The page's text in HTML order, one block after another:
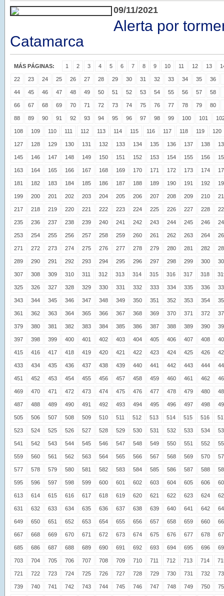
09/11/2021
Alerta por
Catamarca
MÁS PÁGINAS: 1 2 3 4 5 6 7 8 9 10 11 12 13
22 23 24 25 26 27 28 29 30 31 32 33 34 35 36
44 45 46 47 48 49 50 51 52 53 54 55 56 57 58
66 67 68 69 70 71 72 73 74 75 76 77 78 79 80
88 89 90 91 92 93 94 95 96 97 98 99 100 101
108 109 110 111 112 113 114 115 116 117 118 119 120
127 128 129 130 131 132 133 134 135 136 137 138
145 146 147 148 149 150 151 152 153 154 155 156
163 164 165 166 167 168 169 170 171 172 173 174
181 182 183 184 185 186 187 188 189 190 191 192
199 200 201 202 203 204 205 206 207 208 209 210
217 218 219 220 221 222 223 224 225 226 227 228
235 236 237 238 239 240 241 242 243 244 245 246
253 254 255 256 257 258 259 260 261 262 263 264
271 272 273 274 275 276 277 278 279 280 281 282
289 290 291 292 293 294 295 296 297 298 299 300
307 308 309 310 311 312 313 314 315 316 317 318
325 326 327 328 329 330 331 332 333 334 335 336
343 344 345 346 347 348 349 350 351 352 353 354
361 362 363 364 365 366 367 368 369 370 371 372
379 380 381 382 383 384 385 386 387 388 389 390
397 398 399 400 401 402 403 404 405 406 407 408
415 416 417 418 419 420 421 422 423 424 425 426
433 434 435 436 437 438 439 440 441 442 443 444
451 452 453 454 455 456 457 458 459 460 461 462
469 470 471 472 473 474 475 476 477 478 479 480
487 488 489 490 491 492 493 494 495 496 497 498
505 506 507 508 509 510 511 512 513 514 515 516
523 524 525 526 527 528 529 530 531 532 533 534
541 542 543 544 545 546 547 548 549 550 551 552
559 560 561 562 563 564 565 566 567 568 569 570
577 578 579 580 581 582 583 584 585 586 587 588
595 596 597 598 599 600 601 602 603 604 605 606
613 614 615 616 617 618 619 620 621 622 623 624
631 632 633 634 635 636 637 638 639 640 641 642
649 650 651 652 653 654 655 656 657 658 659 660
667 668 669 670 671 672 673 674 675 676 677 678
685 686 687 688 689 690 691 692 693 694 695 696
703 704 705 706 707 708 709 710 711 712 713 714
721 722 723 724 725 726 727 728 729 730 731 732
739 740 741 742 743 744 745 746 747 748 749 750